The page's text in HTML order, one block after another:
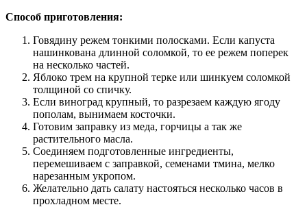
Способ приготовления:
Говядину режем тонкими полосками. Если капуста
нашинкована длинной соломкой, то ее режем поперек
на несколько частей.
Яблоко трем на крупной терке или шинкуем соломкой
толщиной со спичку.
Если виноград крупный, то разрезаем каждую ягоду
пополам, вынимаем косточки.
Готовим заправку из меда, горчицы а так же
растительного масла.
Соединяем подготовленные ингредиенты,
перемешиваем с заправкой, семенами тмина, мелко
нарезанным укропом.
Желательно дать салату настояться несколько часов в
прохладном месте.